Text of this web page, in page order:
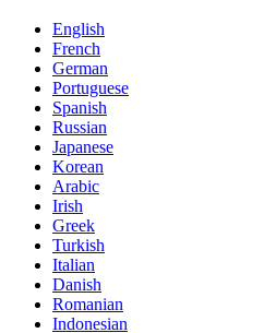
English
French
German
Portuguese
Spanish
Russian
Japanese
Korean
Arabic
Irish
Greek
Turkish
Italian
Danish
Romanian
Indonesian